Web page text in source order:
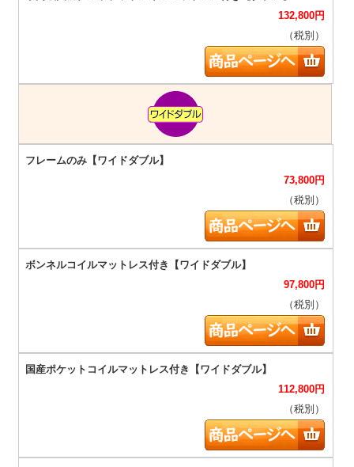
132,800円
（税別）
73,800円
（税別）
97,800円
（税別）
112,800円
（税別）